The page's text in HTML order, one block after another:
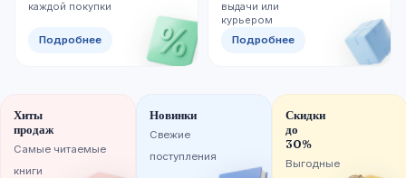
каждой покупки
Подробнее
выдачи или
курьером
Подробнее
Хиты
продаж
Самые читаемые
книги
Новинки
Свежие
поступления
Скидки
до
30%
Выгодные